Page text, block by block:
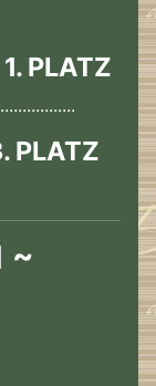
PLATZ
PLATZ
~